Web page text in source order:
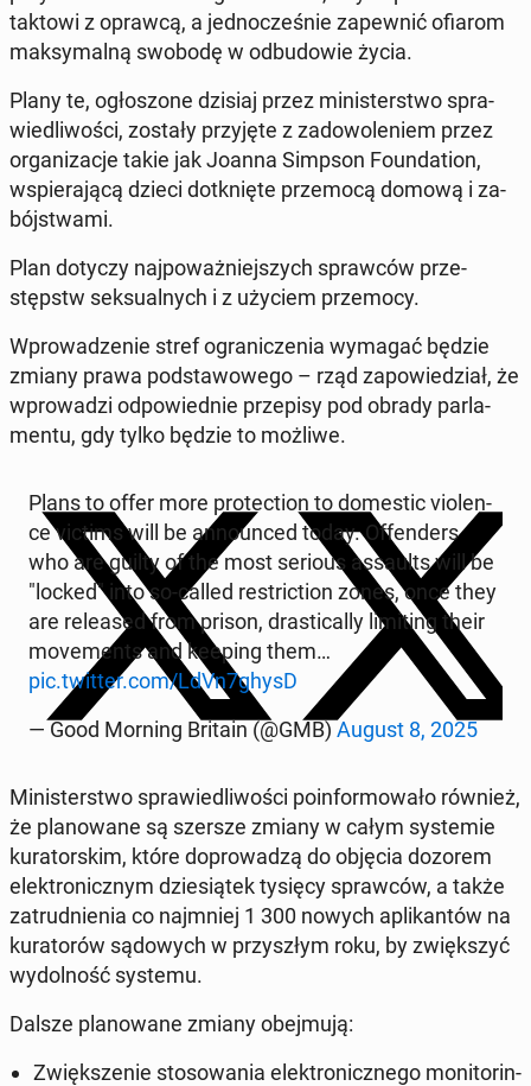
tak­to­wi z oprawcą, a jed­no­cze­śnie za­pew­nić ofiarom
mak­sy­mal­ną swobodę w od­bu­do­wie życia.
Plany te, ogło­szo­ne dzisiaj przez mi­ni­ster­stwo spra­
wie­dli­wo­ści, zostały przy­ję­te z za­do­wo­le­niem przez
or­ga­ni­za­cje takie jak Joanna Simpson Fo­un­da­tion,
wspie­ra­ją­cą dzieci do­tknię­te prze­mo­cą domową i za­
bój­stwa­mi.
Plan dotyczy naj­po­waż­niej­szych spraw­ców prze­
stępstw sek­su­al­nych i z użyciem prze­mo­cy.
Wpro­wa­dze­nie stref ogra­ni­cze­nia wymagać będzie
zmiany prawa pod­sta­wo­we­go – rząd za­po­wie­dział, że
wpro­wa­dzi od­po­wied­nie prze­pi­sy pod obrady par­la­
men­tu, gdy tylko będzie to możliwe.
Plans to offer more pro­tec­tion to do­me­stic vio­len­
ce victims will be an­no­un­ced today. Of­fen­ders
who are guilty of the most serious as­saults will be
"locked" into so-called re­stric­tion zones, once they
are re­le­ased from prison, dra­sti­cal­ly li­mi­ting their
mo­ve­ments and keeping them…
pic.twitter.com/LdVn7ghysD
— Good Morning Britain (@GMB) August 8, 2025
Mi­ni­ster­stwo spra­wie­dli­wo­ści po­in­for­mo­wa­ło również,
że pla­no­wa­ne są szersze zmiany w całym sys­te­mie
ku­ra­tor­skim, które do­pro­wa­dzą do objęcia dozorem
elek­tro­nicz­nym dzie­sią­tek tysięcy spraw­ców, a także
za­trud­nie­nia co naj­mniej 1 300 nowych apli­kan­tów na
ku­ra­to­rów są­do­wych w przy­szłym roku, by zwięk­szyć
wy­dol­ność systemu.
Dalsze pla­no­wa­ne zmiany obej­mu­ją:
Zwięk­sze­nie sto­so­wa­nia elek­tro­nicz­ne­go mo­ni­to­rin­